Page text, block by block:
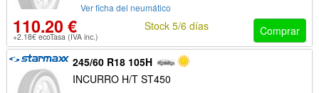
Ver ficha del neumático
110.20 €
+2.18€ ecoTasa (IVA inc.) Comprar
Stock 5/6 días
245/60 R18 105H
INCURRO H/T ST450